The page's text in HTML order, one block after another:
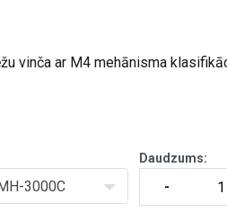
vinča ar M4 mehānisma
3000C
Daudzums: